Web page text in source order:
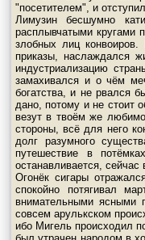
"посетителем", и
Лимузин бесшумно
расплывчатыми кругами
злобных лиц
приказы, наслаждался
индустриализацию
замахивался и о чём
богатства, и не рвался
дано, потому и не стоит
везут в твоём же
стороны, всё для него
долг разумного
путешествие в
останавливается,
Огонёк сигары
спокойно потягивал
внимательными ясными
совсем арулькском
ибо Мигель происходил